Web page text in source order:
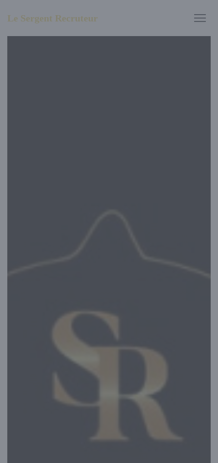
Le Sergent Recruteur